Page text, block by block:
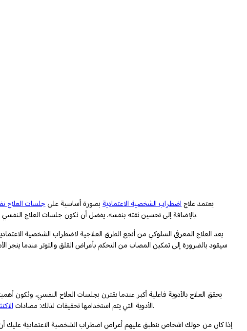
يعتمد علاج اضطراب الشخصية الاعتمادية بصورة أساسية على جلسات العلاج
بالإضافة إلى تحسين ثقته بنفسه. يفضل أن تكون جلسات العلاج النفسي للمصاب باضطراب الشخصية الاعتمادية قصيرة المدى؛ حتى لا تكون الجلسات طويلة المدى ذريعة تجعل من المصاب اعتمادي على طبيبه النفسي.
يعد العلاج المعرفي السلوكي من أنجع الطرق العلاجية لاضطراب الشخصية
سيقود بالضرورة إلى تمكين المصاب من التحكم بأعراض القلق والتوتر عندما
يحقق العلاج بالأدوية فاعلية أكبر عندما يقترن بجلسات العلاج النفسي، وتكون
الأدوية التي يتم استخدامها تحقيقات لذلك: مضادات ، مضادات الانزعاج العصبي، والأدوية التي تقلل من حدة الأعراض الجسدية المصاحبة للاضطراب كأعراض الجهاز الهضمي واضطراب نبضات القلب.
إذا كان من حولك اشخاص تنطبق عليهم أعراض اضطراب الشخصية الاعتمادية عليك أن